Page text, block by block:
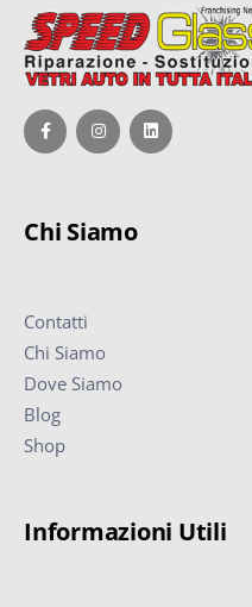
Chi Siamo
Contatti
Chi Siamo
Dove Siamo
Blog
Shop
Informazioni Utili